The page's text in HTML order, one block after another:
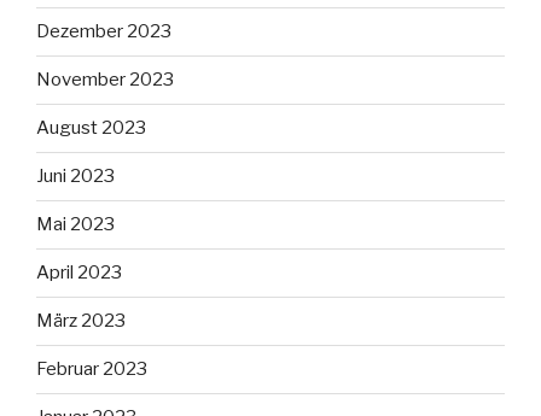
Dezember 2023
November 2023
August 2023
Juni 2023
Mai 2023
April 2023
März 2023
Februar 2023